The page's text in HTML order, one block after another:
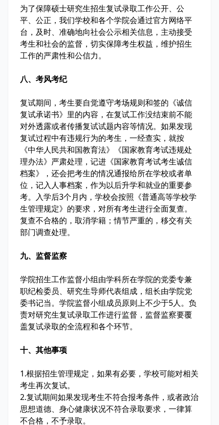
为了保障硕士研究生招生复试录取工作公开、公
平、公正，我们学校和各个学院会通过官方网络平
台，及时、准确地向社会公示相关信息，主动接受
考生和社会的监督，切实保障考生权益，维护招生
工作的严肃性和公信力。
八、考风考纪
复试期间，考生要自觉遵守考场规则和签的《诚信
复试承诺书》里的内容，在复试工作没结束前不能
对外透露或者传播复试试题内容等情况。如果发现
复试过程中有违规行为的考生，一经查实，就按
《中华人民共和国教育法》《国家教育考试违规处
理办法》严肃处理，记进《国家教育考试考生诚信
档案》，还会把考生的情况通报给所在学校或者单
位，记入人事档案，作为以后升学和就业的重要参
考。入学后3个月内，学校会按照《普通高等学校学
生管理规定》的要求，对所有考生进行全面复查。
复查不合格的，取消学籍；情节严重的，移交有关
部门调查处理。
九、监督监察
学院招生工作监督小组由学科所在学院的党委专兼
职纪检委员、研究生导师代表组成，组长由学院党
委书记当。学院监督小组成员原则上不少于5人。负
责对研究生复试录取工作进行监督，监督监察要覆
盖复试录取的全流程和各个环节。
十、其他事项
1.根据招生管理规定，如果有必要，学校可能对相关
考生再次复试。
2.复试期间如果发现考生不符合报考条件，或者政治
思想道德、身心健康状况不符合录取要求，一律算
不合格，不予录取。